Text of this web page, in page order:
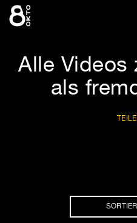
Zum
Inhalt
Alle Videos
als